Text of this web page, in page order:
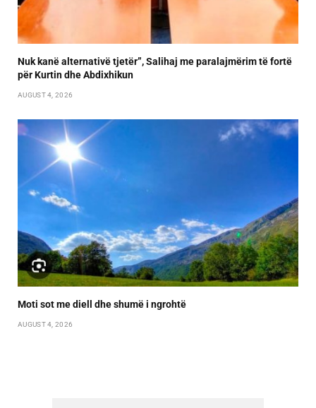
Nuk kanë alternativë tjetër”, Salihaj me paralajmërim të fortë
për Kurtin dhe Abdixhikun
AUGUST 4, 2026
Moti sot me diell dhe shumë i ngrohtë
AUGUST 4, 2026